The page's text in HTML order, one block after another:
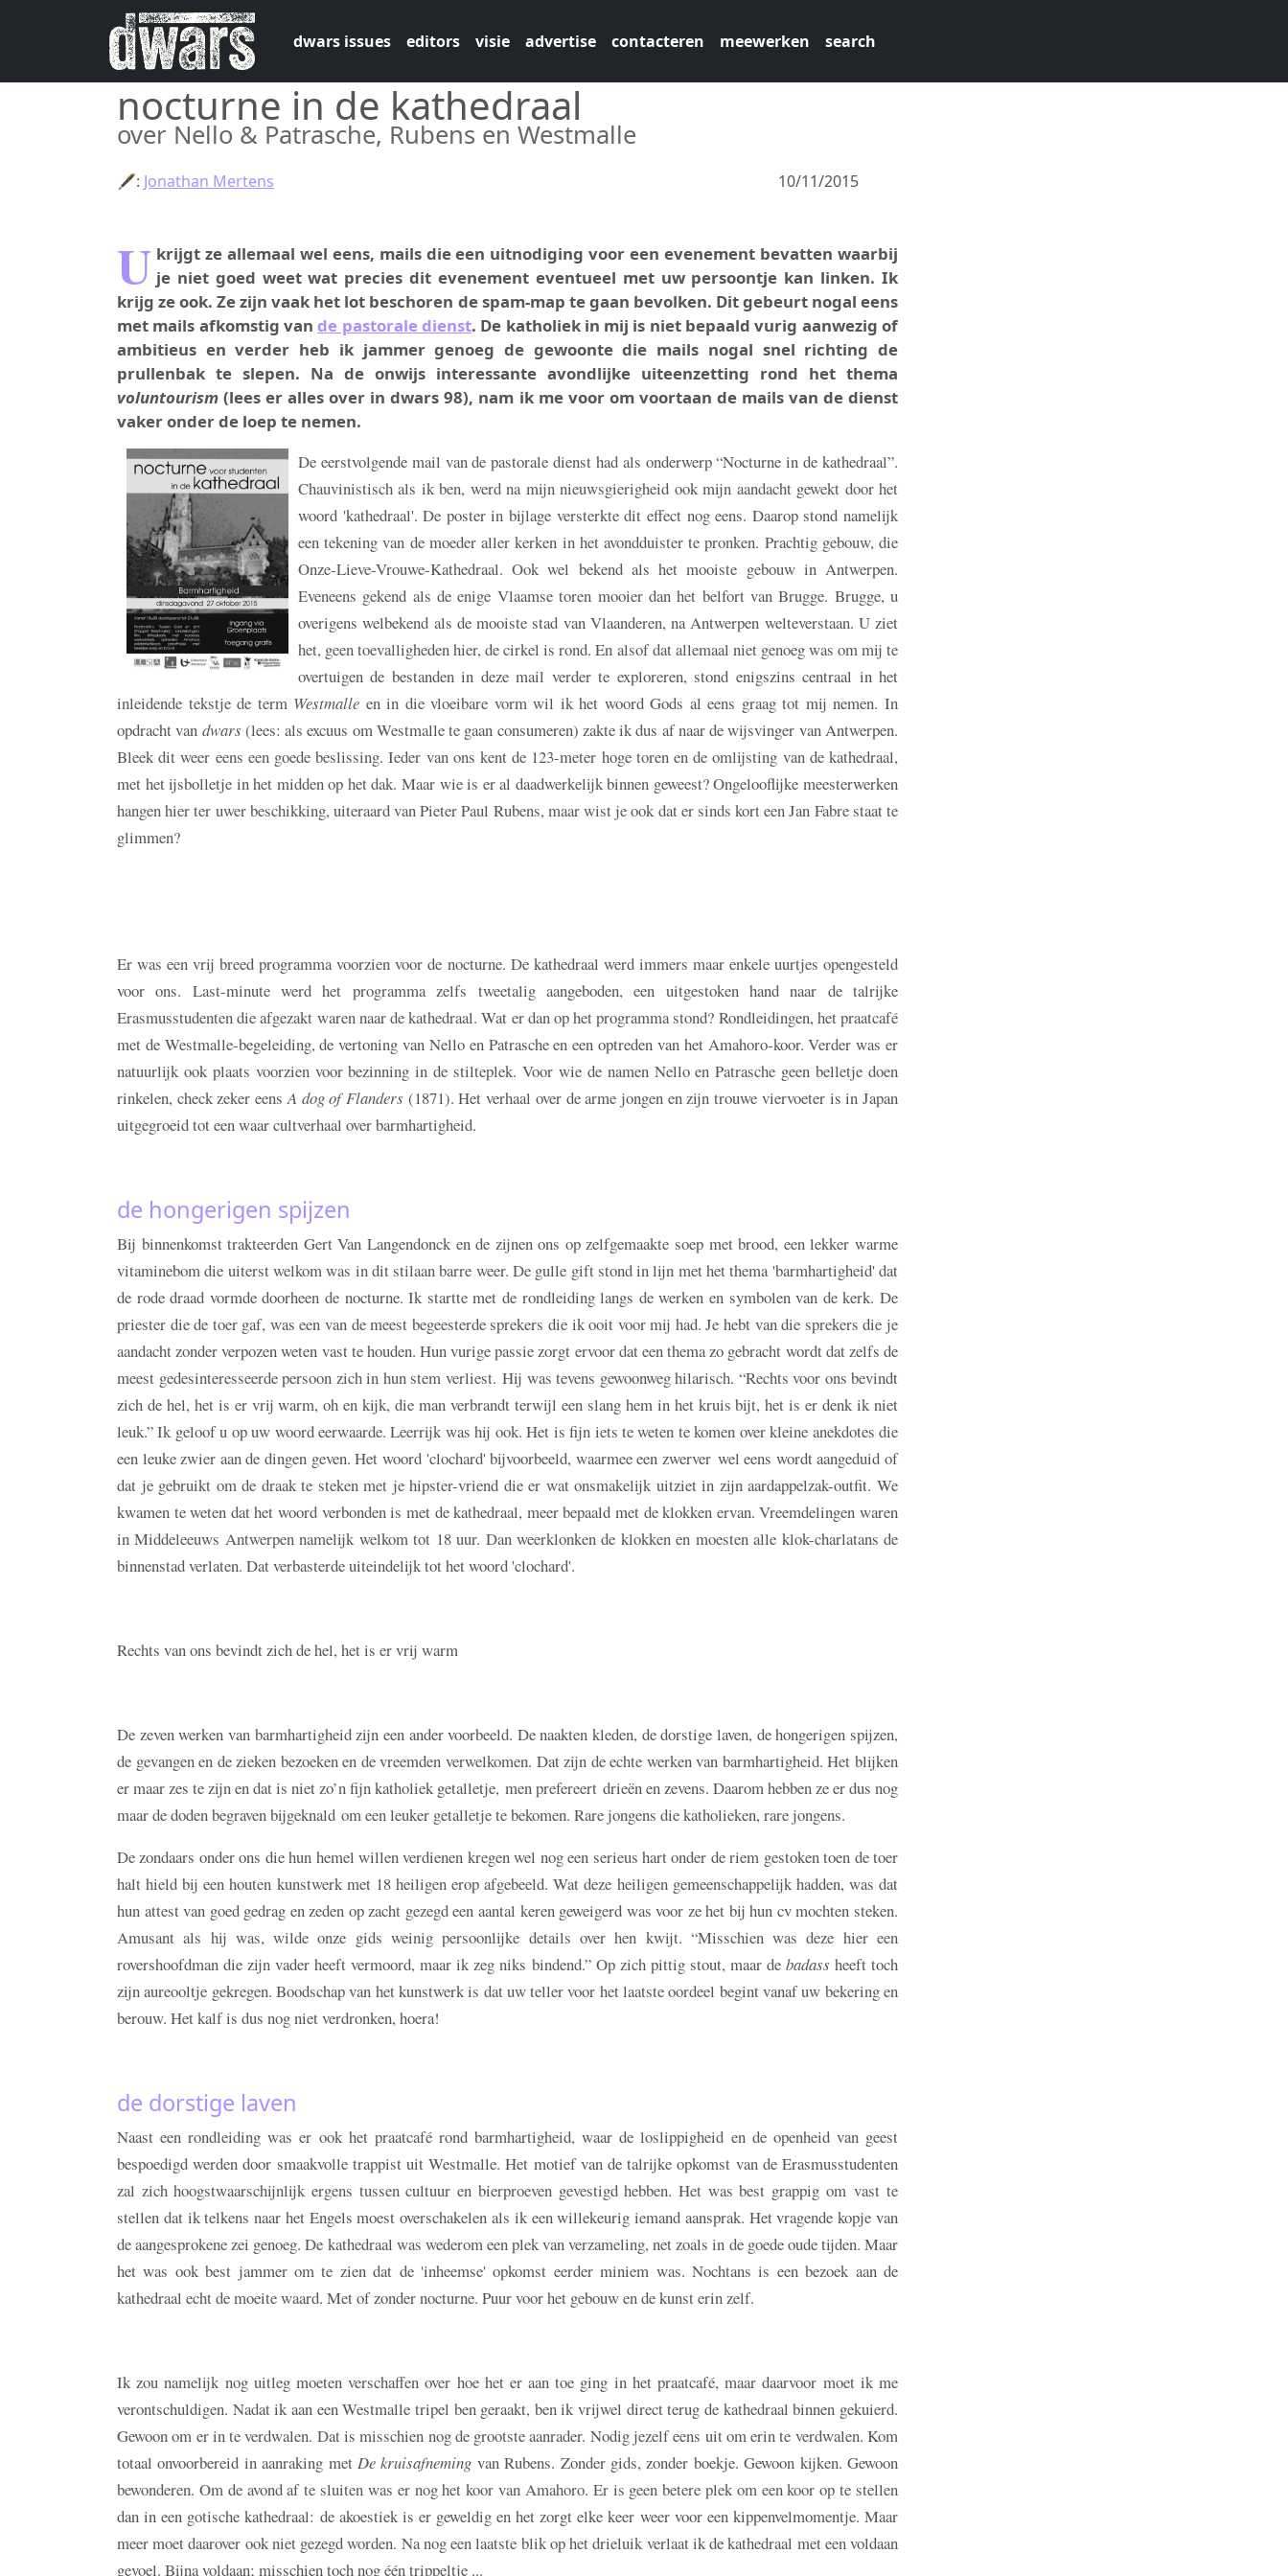
Skip to main content
dwars issues
editors visie advertise contacteren meewerken search
nocturne in de kathedraal
over Nello & Patrasche, Rubens en Westmalle
10/11/2015
🖋: Jonathan Mertens
U krijgt ze allemaal wel eens, mails die een uitnodiging voor een evenement bevatten waarbij
je niet goed weet wat precies dit evenement eventueel met uw persoontje kan linken. Ik
krijg ze ook. Ze zijn vaak het lot beschoren de spam-map te gaan bevolken. Dit gebeurt nogal eens
met mails afkomstig vande pastorale dienst. De katholiek in mij is niet bepaald vurig aanwezig of
ambitieus en verder heb ik jammer genoeg de gewoonte die mails nogal snel richting de
prullenbak te slepen. Na de onwijs interessante avondlijke uiteenzetting rond het thema
voluntourism (lees er alles over in dwars 98), nam ik me voor om voortaan de mails van de dienst
vaker onder de loep te nemen.
De eerstvolgende mail van de pastorale dienst had als onderwerp “Nocturne in de kathedraal”.
Chauvinistisch als ik ben, werd na mijn nieuwsgierigheid ook mijn aandacht gewekt door het
woord 'kathedraal'. De poster in bijlage versterkte dit effect nog eens. Daarop stond namelijk
een tekening van de moeder aller kerken in het avondduister te pronken. Prachtig gebouw, die
Onze-Lieve-Vrouwe-Kathedraal. Ook wel bekend als het mooiste gebouw in Antwerpen.
Eveneens gekend als de enige Vlaamse toren mooier dan het belfort van Brugge. Brugge, u
overigens welbekend als de mooiste stad van Vlaanderen, na Antwerpen welteverstaan. U ziet
het, geen toevalligheden hier, de cirkel is rond. En alsof dat allemaal niet genoeg was om mij te
overtuigen de bestanden in deze mail verder te exploreren, stond enigszins centraal in het
inleidende tekstje de term Westmalle en in die vloeibare vorm wil ik het woord Gods al eens graag tot mij nemen. In
opdracht van dwars (lees: als excuus om Westmalle te gaan consumeren) zakte ik dus af naar de wijsvinger van Antwerpen.
Bleek dit weer eens een goede beslissing. Ieder van ons kent de 123-meter hoge toren en de omlijsting van de kathedraal,
met het ijsbolletje in het midden op het dak. Maar wie is er al daadwerkelijk binnen geweest? Ongelooflijke meesterwerken
hangen hier ter uwer beschikking, uiteraard van Pieter Paul Rubens, maar wist je ook dat er sinds kort een Jan Fabre staat te
glimmen?
Er was een vrij breed programma voorzien voor de nocturne. De kathedraal werd immers maar enkele uurtjes opengesteld
voor ons. Last-minute werd het programma zelfs tweetalig aangeboden, een uitgestoken hand naar de talrijke
Erasmusstudenten die afgezakt waren naar de kathedraal. Wat er dan op het programma stond? Rondleidingen, het praatcafé
met de Westmalle-begeleiding, de vertoning van Nello en Patrasche en een optreden van het Amahoro-koor. Verder was er
natuurlijk ook plaats voorzien voor bezinning in de stilteplek. Voor wie de namen Nello en Patrasche geen belletje doen
rinkelen, check zeker eensA dog of Flanders (1871). Het verhaal over de arme jongen en zijn trouwe viervoeter is in Japan
uitgegroeid tot een waar cultverhaal over barmhartigheid.
de hongerigen spijzen
Bij binnenkomst trakteerden Gert Van Langendonck en de zijnen ons op zelfgemaakte soep met brood, een lekker warme
vitaminebom die uiterst welkom was in dit stilaan barre weer. De gulle gift stond in lijn met het thema 'barmhartigheid' dat
de rode draad vormde doorheen de nocturne. Ik startte met de rondleiding langs de werken en symbolen van de kerk. De
priester die de toer gaf, was een van de meest begeesterde sprekers die ik ooit voor mij had. Je hebt van die sprekers die je
aandacht zonder verpozen weten vast te houden. Hun vurige passie zorgt ervoor dat een thema zo gebracht wordt dat zelfs de
meest gedesinteresseerde persoon zich in hun stem verliest. Hij was tevens gewoonweg hilarisch. “Rechts voor ons bevindt
zich de hel, het is er vrij warm, oh en kijk, die man verbrandt terwijl een slang hem in het kruis bijt, het is er denk ik niet
leuk.” Ik geloof u op uw woord eerwaarde. Leerrijk was hij ook. Het is fijn iets te weten te komen over kleine anekdotes die
een leuke zwier aan de dingen geven. Het woord 'clochard' bijvoorbeeld, waarmee een zwerver wel eens wordt aangeduid of
dat je gebruikt om de draak te steken met je hipster-vriend die er wat onsmakelijk uitziet in zijn aardappelzak-outfit. We
kwamen te weten dat het woord verbonden is met de kathedraal, meer bepaald met de klokken ervan. Vreemdelingen waren
in Middeleeuws Antwerpen namelijk welkom tot 18 uur. Dan weerklonken de klokken en moesten alle klok-charlatans de
binnenstad verlaten. Dat verbasterde uiteindelijk tot het woord 'clochard'.
Rechts van ons bevindt zich de hel, het is er vrij warm
De zeven werken van barmhartigheid zijn een ander voorbeeld. De naakten kleden, de dorstige laven, de hongerigen spijzen,
de gevangen en de zieken bezoeken en de vreemden verwelkomen. Dat zijn de echte werken van barmhartigheid. Het blijken
er maar zes te zijn en dat is niet zo’n fijn katholiek getalletje, men prefereert drieën en zevens. Daarom hebben ze er dus nog
maar de doden begraven bijgeknald om een leuker getalletje te bekomen. Rare jongens die katholieken, rare jongens.
De zondaars onder ons die hun hemel willen verdienen kregen wel nog een serieus hart onder de riem gestoken toen de toer
halt hield bij een houten kunstwerk met 18 heiligen erop afgebeeld. Wat deze heiligen gemeenschappelijk hadden, was dat
hun attest van goed gedrag en zeden op zacht gezegd een aantal keren geweigerd was voor ze het bij hun cv mochten steken.
Amusant als hij was, wilde onze gids weinig persoonlijke details over hen kwijt. “Misschien was deze hier een
rovershoofdman die zijn vader heeft vermoord, maar ik zeg niks bindend.” Op zich pittig stout, maar de badass heeft toch
zijn aureooltje gekregen. Boodschap van het kunstwerk is dat uw teller voor het laatste oordeel begint vanaf uw bekering en
berouw. Het kalf is dus nog niet verdronken, hoera!
de dorstige laven
Naast een rondleiding was er ook het praatcafé rond barmhartigheid, waar de loslippigheid en de openheid van geest
bespoedigd werden door smaakvolle trappist uit Westmalle. Het motief van de talrijke opkomst van de Erasmusstudenten
zal zich hoogstwaarschijnlijk ergens tussen cultuur en bierproeven gevestigd hebben. Het was best grappig om vast te
stellen dat ik telkens naar het Engels moest overschakelen als ik een willekeurig iemand aansprak. Het vragende kopje van
de aangesprokene zei genoeg. De kathedraal was wederom een plek van verzameling, net zoals in de goede oude tijden. Maar
het was ook best jammer om te zien dat de 'inheemse' opkomst eerder miniem was. Nochtans is een bezoek aan de
kathedraal echt de moeite waard. Met of zonder nocturne. Puur voor het gebouw en de kunst erin zelf.
Ik zou namelijk nog uitleg moeten verschaffen over hoe het er aan toe ging in het praatcafé, maar daarvoor moet ik me
verontschuldigen. Nadat ik aan een Westmalle tripel ben geraakt, ben ik vrijwel direct terug de kathedraal binnen gekuierd.
Gewoon om er in te verdwalen. Dat is misschien nog de grootste aanrader. Nodig jezelf eens uit om erin te verdwalen. Kom
totaal onvoorbereid in aanraking met De kruisafneming van Rubens. Zonder gids, zonder boekje. Gewoon kijken. Gewoon
bewonderen. Om de avond af te sluiten was er nog het koor van Amahoro. Er is geen betere plek om een koor op te stellen
dan in een gotische kathedraal: de akoestiek is er geweldig en het zorgt elke keer weer voor een kippenvelmomentje. Maar
meer moet daarover ook niet gezegd worden. Na nog een laatste blik op het drieluik verlaat ik de kathedraal met een voldaan
gevoel. Bijna voldaan; misschien toch nog één trippeltje ...